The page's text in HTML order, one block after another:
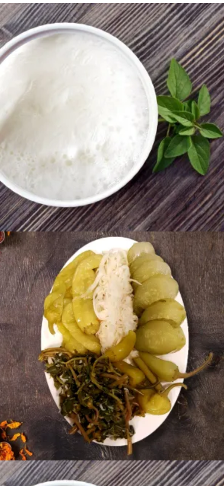
Ավելացնել զամբյուղ
1200AMD
Ավելացնել զամբյուղ